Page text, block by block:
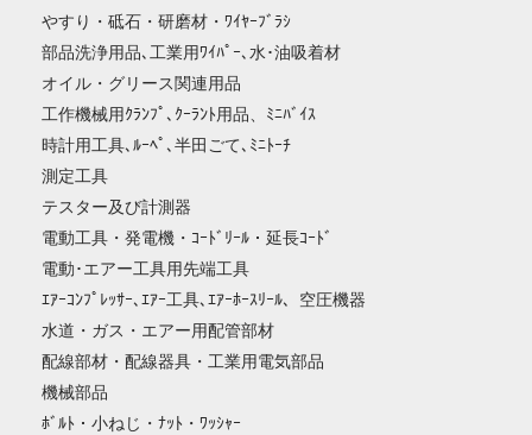
やすり・砥石・研磨材・ﾜｲﾔｰﾌﾞﾗｼ
部品洗浄用品､工業用ﾜｲﾊﾟｰ､水･油吸着材
オイル・グリース関連用品
工作機械用ｸﾗﾝﾌﾟ､ｸｰﾗﾝﾄ用品、ﾐﾆﾊﾞｲｽ
時計用工具､ﾙｰﾍﾟ､半田ごて､ﾐﾆﾄｰﾁ
測定工具
テスター及び計測器
電動工具・発電機・ｺｰﾄﾞﾘｰﾙ・延長ｺｰﾄﾞ
電動･エアー工具用先端工具
ｴｱｰｺﾝﾌﾟﾚｯｻｰ､ｴｱｰ工具､ｴｱｰﾎｰｽﾘｰﾙ、空圧機器
水道・ガス・エアー用配管部材
配線部材・配線器具・工業用電気部品
機械部品
ﾎﾞﾙﾄ・小ねじ・ﾅｯﾄ・ﾜｯｼｬｰ